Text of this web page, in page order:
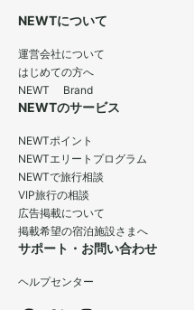
NEWTについて
運営会社について
はじめての方へ
NEWT Brand
NEWTのサービス
NEWTポイント
NEWTエリートプログラム
NEWTで旅行相談
VIP旅行の相談
広告掲載について
掲載希望の宿泊施設さまへ
サポート・お問い合わせ
ヘルプセンター